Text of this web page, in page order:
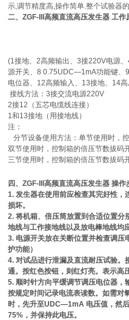
示,调节精度高,操作简单.整个试验器
二、ZGF-III高频直流高压发生器 工作
(1接地、2高频输出、3接220V电源
源开关、8 0.75UDC—1mA功能键、
电位器、12高频输入、13接地、14
接线方法：3接交流电源220V
2接12（五芯电缆线连接）
1和13接地（用接地线）
注：
分节设备使用方法：单节使用时，
双节使用时，控制箱的倍压节数拔码
三节使用时，控制箱的倍压节数拔码
四、ZGF-III高频直流高压发生器 操作
1. 发生器在使用前应检查其完好性
损坏。
2. 将机箱、倍压筒放置到合适位置
地线与工作接地线以及放电棒地线均
3. 电源开关放在关断位置并检查调
护功能）
4. 对试品进行泄漏及直流耐压试验
通。按红色按钮，则红灯亮。表示高
5. 顺时针方向平缓调节调压电位器，
按规定时间记录电流表读数。如需
时，先升至UDC—1mA 电压值，然
75%，并保持此电压。